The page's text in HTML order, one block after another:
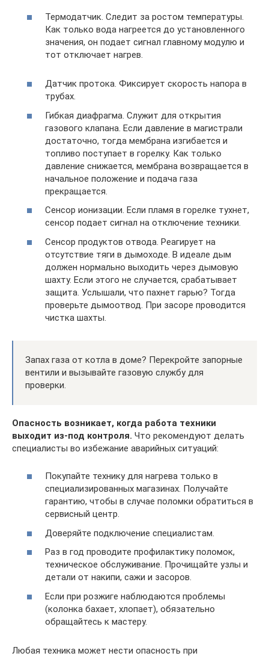
Термодатчик. Следит за ростом температуры.
Как только вода нагреется до установленного
значения, он подает сигнал главному модулю и
тот отключает нагрев.
Датчик протока. Фиксирует скорость напора в
трубах.
Гибкая диафрагма. Служит для открытия
газового клапана. Если давление в магистрали
достаточно, тогда мембрана изгибается и
топливо поступает в горелку. Как только
давление снижается, мембрана возвращается в
начальное положение и подача газа
прекращается.
Сенсор ионизации. Если пламя в горелке тухнет,
сенсор подает сигнал на отключение техники.
Сенсор продуктов отвода. Реагирует на
отсутствие тяги в дымоходе. В идеале дым
должен нормально выходить через дымовую
шахту. Если этого не случается, срабатывает
защита. Услышали, что пахнет гарью? Тогда
проверьте дымоотвод. При засоре проводится
чистка шахты.
Запах газа от котла в доме? Перекройте запорные
вентили и вызывайте газовую службу для
проверки.
Опасность возникает, когда работа техники
выходит из-под контроля. Что рекомендуют делать
специалисты во избежание аварийных ситуаций:
Покупайте технику для нагрева только в
специализированных магазинах. Получайте
гарантию, чтобы в случае поломки обратиться в
сервисный центр.
Доверяйте подключение специалистам.
Раз в год проводите профилактику поломок,
техническое обслуживание. Прочищайте узлы и
детали от накипи, сажи и засоров.
Если при розжиге наблюдаются проблемы
(колонка бахает, хлопает), обязательно
обращайтесь к мастеру.
Любая техника может нести опасность при